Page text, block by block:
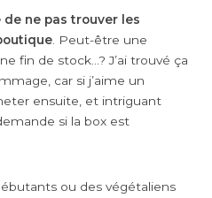
de ne pas trouver les
. Peut-être une
fin de stock…? J’ai trouvé ça
car si j’aime un
ensuite, et intriguant
si la box est
ou des végétaliens